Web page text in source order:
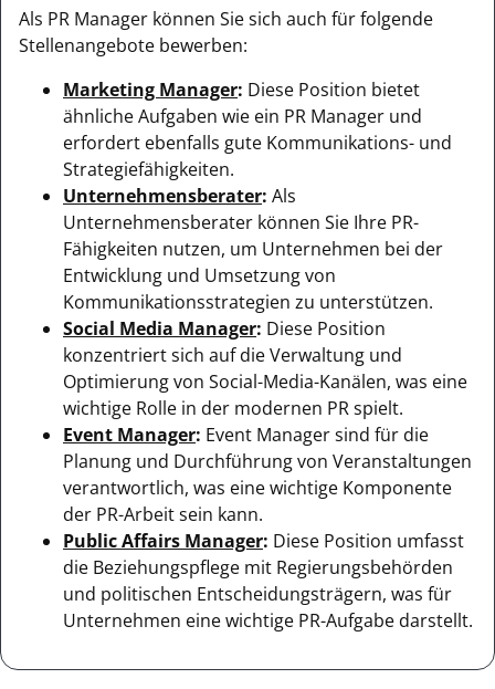
Als PR Manager können Sie sich auch für folgende
Stellenangebote bewerben:
Marketing Manager: Diese Position bietet
ähnliche Aufgaben wie ein PR Manager und
erfordert ebenfalls gute Kommunikations- und
Strategiefähigkeiten.
Unternehmensberater: Als
Unternehmensberater können Sie Ihre PR-
Fähigkeiten nutzen, um Unternehmen bei der
Entwicklung und Umsetzung von
Kommunikationsstrategien zu unterstützen.
Social Media Manager: Diese Position
konzentriert sich auf die Verwaltung und
Optimierung von Social-Media-Kanälen, was eine
wichtige Rolle in der modernen PR spielt.
Event Manager: Event Manager sind für die
Planung und Durchführung von Veranstaltungen
verantwortlich, was eine wichtige Komponente
der PR-Arbeit sein kann.
Public Affairs Manager: Diese Position umfasst
die Beziehungspflege mit Regierungsbehörden
und politischen Entscheidungsträgern, was für
Unternehmen eine wichtige PR-Aufgabe darstellt.